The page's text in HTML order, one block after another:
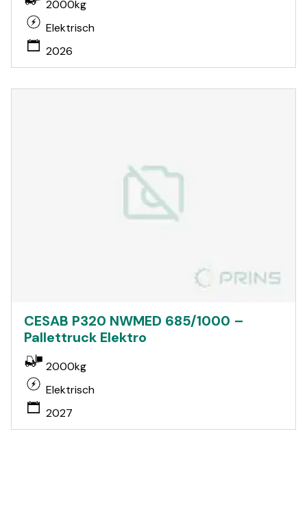
2000kg
Elektrisch
2026
CESAB P320 NWMED 685/1000 –
Pallettruck Elektro
2000kg
Elektrisch
2027